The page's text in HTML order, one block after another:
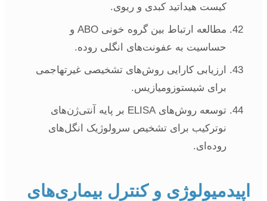
کیست هیداتید کبدی و ریوی.
مطالعه ارتباط بین گروه خونی ABO و
حساسیت به عفونت‌های انگلی روده.
ارزیابی کارایی روش‌های تشخیصی غیرتهاجمی
برای شیستوزومیازیس.
توسعه روش‌های ELISA بر پایه آنتی‌ژن‌های
نوترکیب برای تشخیص سرولوژیک انگل‌های
روده‌ای.
و کنترل بیماری‌های